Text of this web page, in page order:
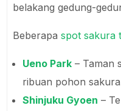
belakang gedung-
Beberapaspot sakura
Ueno Park – Taman
ribuan pohon
Shinjuku Gyoen –